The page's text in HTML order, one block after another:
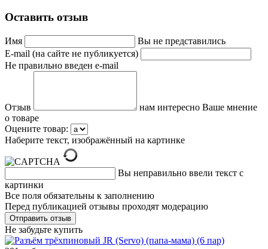
Оставить отзыв
Имя
Вы не представились
E-mail (на сайте не публикуется)
Не правильно введен e-mail
Отзыв
нам интересно Ваше мнение
о товаре
Оцените товар:
Наберите текст, изображённый на картинке
Вы неправильно ввели текст с
картинки
Все поля обязательны к заполнению
Перед публикацией отзывы проходят модерацию
Не забудьте купить